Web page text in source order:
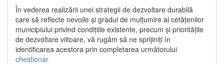
În vederea realizării unei strategii de dezvoltare durabilă
care să reflecte nevoile și gradul de mulțumire al cetățenilor
municipiului privind condițiile existente, precum și prioritățile
de dezvoltare viitoare, vă rugăm să ne sprijiniți în
identificarea acestora prin completarea următorului
chestionar